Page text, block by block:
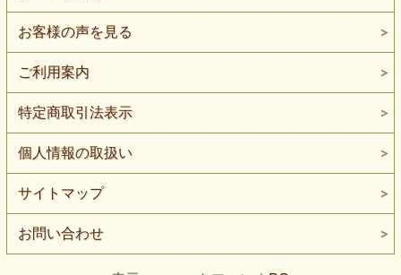
麻80％をベースにした、さらりと涼しげなスラブ天竺ニット
です。
麻らしい肌離れの良さと通気性があり、汗ばむ季節のTシャ
ツやカットソー、軽い羽織りに取り入れやすい素材です。
表面には、スラブ糸による自然な筋や濃淡が見られます。
黒一色でものっぺりしにくく、シンプルな型へ仕立てても素
材そのものの表情を楽しめます。
な雰囲気を残しながら、表面を比較的すっきりと整えていま
す。
一般的な素朴な麻ニットよりも端正に見えやすく、きれいめ
カジュアルにも合わせやすい風合いです。
厚みは普通～やや薄手で、やわらかく落ちるタイプです。
身体へ強く密着させる形よりも、少しゆとりのあるTシャ
ツ、ボックス型トップス、プルオーバー、カーディガン風の
羽織りなどに向いています。
お客様の声を見る
ご利用案内
特定商取引法表示
個人情報の取扱い
サイトマップ
お問い合わせ